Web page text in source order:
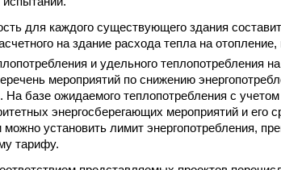
для каждого существующего здания
на здание расхода тепла на отопление,
и удельного теплопотребления
мероприятий по снижению
На базе ожидаемого теплопотребления с учетом
энергосберегающих мероприятий и его
установить лимит энергопотребления,
тарифу.